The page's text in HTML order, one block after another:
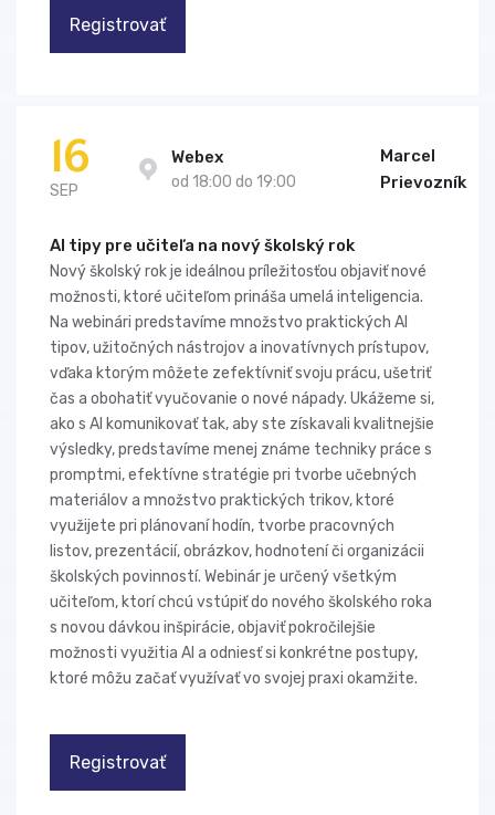
Registrovať
16
SEP
Webex
od 18:00 do 19:00
Marcel
Prievozník
AI tipy pre učiteľa na nový školský rok
Nový školský rok je ideálnou príležitosťou objaviť nové
možnosti, ktoré učiteľom prináša umelá inteligencia.
Na webinári predstavíme množstvo praktických AI
tipov, užitočných nástrojov a inovatívnych prístupov,
vďaka ktorým môžete zefektívniť svoju prácu, ušetriť
čas a obohatiť vyučovanie o nové nápady. Ukážeme si,
ako s AI komunikovať tak, aby ste získavali kvalitnejšie
výsledky, predstavíme menej známe techniky práce s
promptmi, efektívne stratégie pri tvorbe učebných
materiálov a množstvo praktických trikov, ktoré
využijete pri plánovaní hodín, tvorbe pracovných
listov, prezentácií, obrázkov, hodnotení či organizácii
školských povinností. Webinár je určený všetkým
učiteľom, ktorí chcú vstúpiť do nového školského roka
s novou dávkou inšpirácie, objaviť pokročilejšie
možnosti využitia AI a odniesť si konkrétne postupy,
ktoré môžu začať využívať vo svojej praxi okamžite.
Registrovať